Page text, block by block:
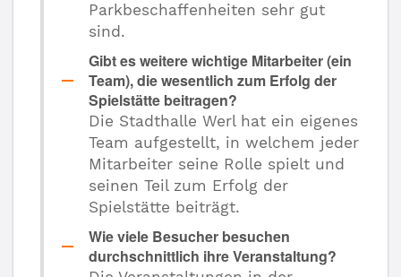
Parkbeschaffenheiten sehr gut
sind.
Gibt es weitere wichtige Mitarbeiter (ein
Team), die wesentlich zum Erfolg der
Spielstätte beitragen?
Die Stadthalle Werl hat ein eigenes
Team aufgestellt, in welchem jeder
Mitarbeiter seine Rolle spielt und
seinen Teil zum Erfolg der
Spielstätte beiträgt.
Wie viele Besucher besuchen
durchschnittlich ihre Veranstaltung?